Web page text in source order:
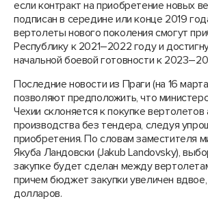
если контракт на приобретение новых
подписан в середине или конце 2019
вертолеты нового поколения смогут
Республику к 2021–2022 году и
начальной боевой готовности к
Последние новости из Праги (на 16
позволяют предположить, что
Чехии склоняется к покупке вертолетов
производства без тендера, следуя
приобретения. По словам заместителя
Якуба Ландовски (Jakub Landovsky),
закупке будет сделан между
причем бюджет закупки увеличен
долларов.